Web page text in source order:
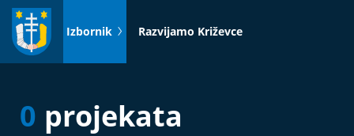
Idi
sadržaj
Izbornik Razvijamo Križevce
0 projekata